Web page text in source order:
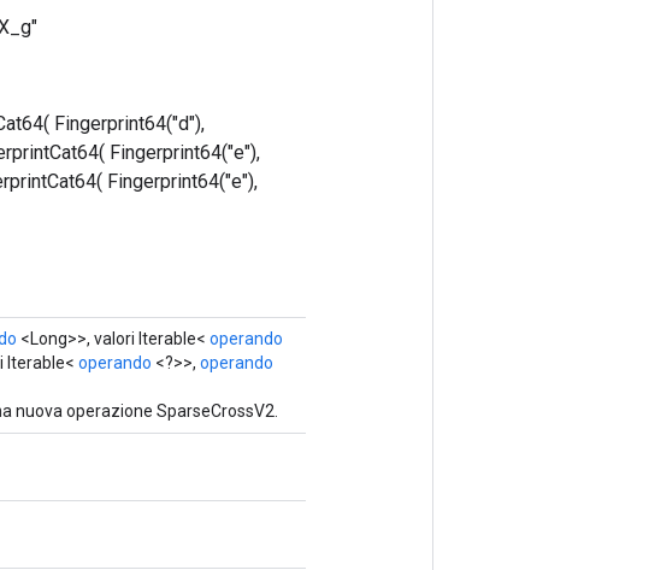
Fingerprint64("d"),
Fingerprint64("e"),
Fingerprint64("e"),
<Long>>, valori Iterable< operando
Iterable< operando <?>>, operando
nuova operazione SparseCrossV2.